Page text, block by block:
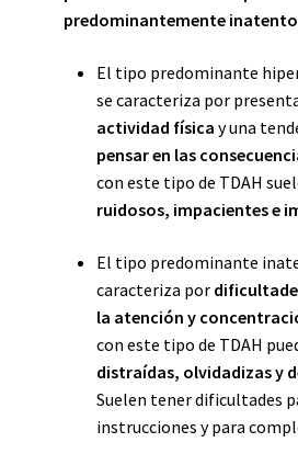
predominantemente
El tipo predominante
se caracteriza por
actividad física y una
pensar en las
con este tipo de TDAH
ruidosos, impacientes e
El tipo predominante
caracteriza por
la atención y
con este tipo de TDAH
distraídas, olvidadizas y
Suelen tener dificultades
instrucciones y para